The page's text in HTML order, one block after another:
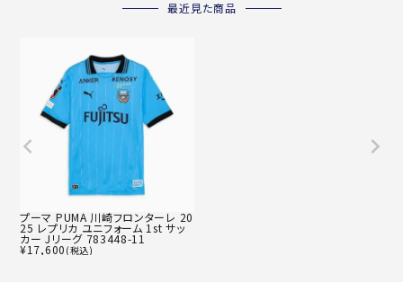
最近見た商品
プーマ PUMA 川崎フロンターレ 20
25 レプリカ ユニフォーム 1st サッ
カー Jリーグ 783448-11
¥17,600 (税込)